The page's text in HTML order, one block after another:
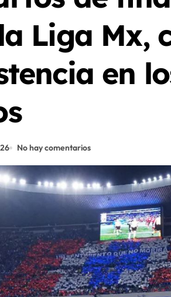
Liga Mx,
en
No hay comentarios